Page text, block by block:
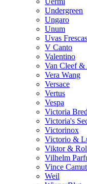
Undergreen
Ungaro
Unum
Uvas Frescas
V Canto
Valentino
Van Cleef &
Vera Wang
Versace
Vertus
Vespa
Victoria
Victoria's
Victorinox
Victorio &
Viktor &
Vilhelm
Vince
Weil